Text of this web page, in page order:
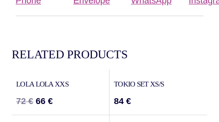
RELATED PRODUCTS
LOLA LOLA XXS
72€ 66 €
TOKIO SET XS/S
84 €